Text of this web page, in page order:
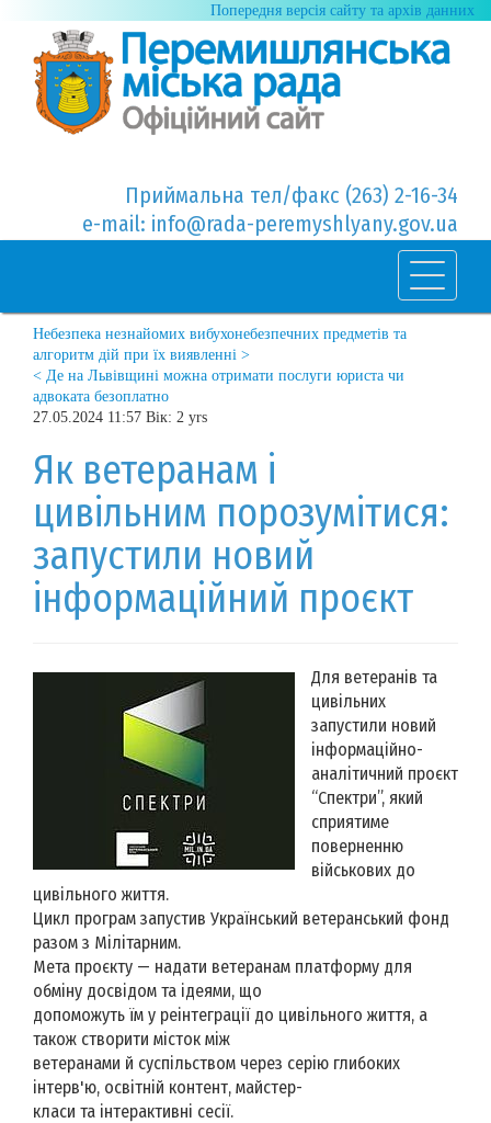
Попередня версія сайту та архів данних
Приймальна тел/факс (263) 2-16-34
e-mail: info@rada-peremyshlyany.gov.ua
Небезпека незнайомих вибухонебезпечних предметів та
алгоритм дій при їх виявленні >
< Де на Львівщині можна отримати послуги юриста чи
адвоката безоплатно
27.05.2024 11:57 Вік: 2 yrs
Як ветеранам і
цивільним порозумітися:
запустили новий
інформаційний проєкт
Для ветеранів та
цивільних
запустили новий
інформаційно-
аналітичний проєкт
“Спектри”, який
сприятиме
поверненню
військових до
цивільного життя.
Цикл програм запустив Український ветеранський фонд
разом з Мілітарним.
Мета проєкту — надати ветеранам платформу для
обміну досвідом та ідеями, що
допоможуть їм у реінтеграції до цивільного життя, а
також створити місток між
ветеранами й суспільством через серію глибоких
інтерв'ю, освітній контент, майстер-
класи та інтерактивні сесії.